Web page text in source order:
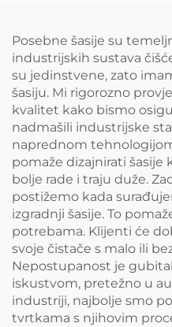
Posebne šasije su
industrijskih sustava
su jedinstvene, zato
šasiju. Mi rigorozno
kvalitet kako bismo
nadmašili industrijske
naprednom
pomaže dizajnirati šasije
bolje rade i traju duže.
postižemo kada
izgradnji šasije. To
potrebama. Klijenti će
svoje čistače s malo ili
Nepostupanost je
iskustvom, pretežno u
industriji, najbolje smo
tvrtkama s njihovim